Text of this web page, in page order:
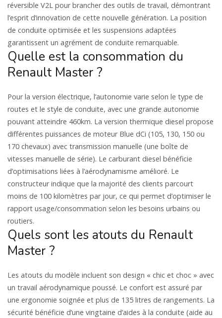
réversible V2L pour brancher des outils de travail, démontrant
l’esprit d’innovation de cette nouvelle génération. La position
de conduite optimisée et les suspensions adaptées
garantissent un agrément de conduite remarquable.
Quelle est la consommation du
Renault Master ?
Pour la version électrique, l’autonomie varie selon le type de
routes et le style de conduite, avec une grande autonomie
pouvant atteindre 460km. La version thermique diesel propose
différentes puissances de moteur Blue dCi (105, 130, 150 ou
170 chevaux) avec transmission manuelle (une boîte de
vitesses manuelle de série). Le carburant diesel bénéficie
d’optimisations liées à l’aérodynamisme amélioré. Le
constructeur indique que la majorité des clients parcourt
moins de 100 kilomètres par jour, ce qui permet d’optimiser le
rapport usage/consommation selon les besoins urbains ou
routiers.
Quels sont les atouts du Renault
Master ?
Les atouts du modèle incluent son design « chic et choc » avec
un travail aérodynamique poussé. Le confort est assuré par
une ergonomie soignée et plus de 135 litres de rangements. La
sécurité bénéficie d’une vingtaine d’aides à la conduite (aide au